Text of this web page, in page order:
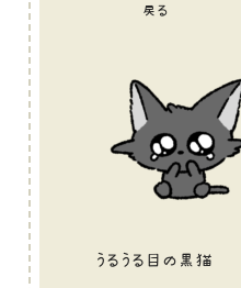
戻る
うるうる目の黒猫